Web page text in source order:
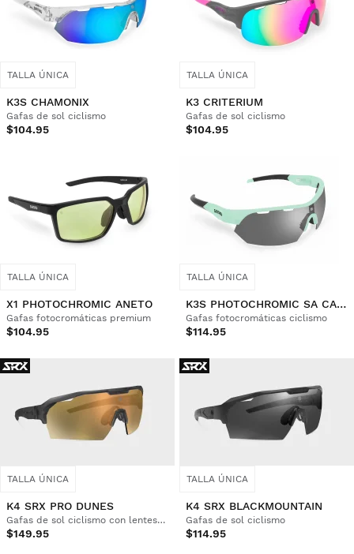
TALLA ÚNICA
K3S CHAMONIX
Gafas de sol ciclismo
$104.95
TALLA ÚNICA
K3 CRITERIUM
Gafas de sol ciclismo
$104.95
TALLA ÚNICA
X1 PHOTOCHROMIC ANETO
Gafas fotocromáticas premium
$104.95
TALLA ÚNICA
K3S PHOTOCHROMIC SA CALOBRA
Gafas fotocromáticas ciclismo
$114.95
TALLA ÚNICA
K4 SRX PRO DUNES
Gafas de sol ciclismo con lentes Zeiss
$149.95
TALLA ÚNICA
K4 SRX BLACKMOUNTAIN
Gafas de sol ciclismo
$114.95